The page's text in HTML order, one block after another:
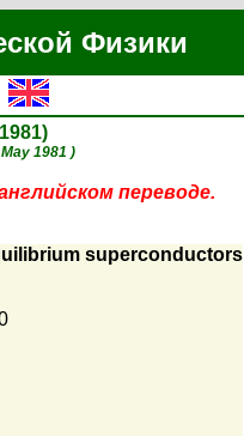
Физики
1981 )
переводе.
superconductors